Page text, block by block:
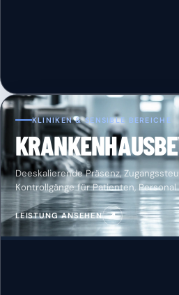
KLINIKEN & SENSIBLE BEREICHE
Deeskalierende Präsenz,
Kontrollgänge für Patienten,
LEISTUNG ANSEHEN ↗